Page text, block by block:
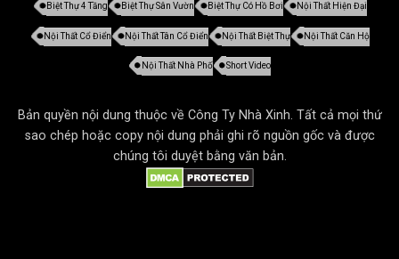
Biệt Thự 4 Tầng Biệt Thự Sân Vườn Biệt Thự Có Hồ Bơi Nội Thất Hiện Đại
Nội Thất Cổ Điển Nội Thất Tân Cổ Điển Nội Thất Biệt Thự Nội Thất Căn Hộ
Nội Thất Nhà Phố Short Video
Bản quyền nội dung thuộc về Công Ty Nhà Xinh. Tất cả mọi thứ
sao chép hoặc copy nội dung phải ghi rõ nguồn gốc và được
chúng tôi duyệt bằng văn bản.